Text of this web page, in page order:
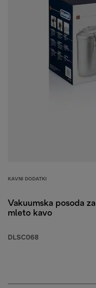
KAVNI DODATKI
Vakuumska posoda za
mleto kavo
DLSC068